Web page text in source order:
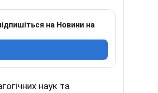
на Новини на
наук та